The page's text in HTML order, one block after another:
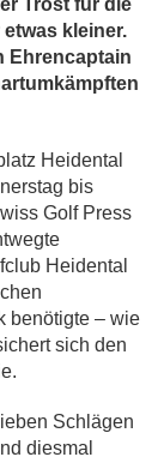
Trost für die
kleiner.
Ehrencaptain
Heidental
bis
Golf Press
Heidental
benötigte – wie
sich den
Schlägen
diesmal